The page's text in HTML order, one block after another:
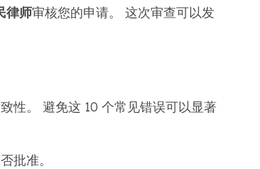
律师审核您的申请。 这次审查可以发
性。 避免这 10 个常见错误可以显著
批准。